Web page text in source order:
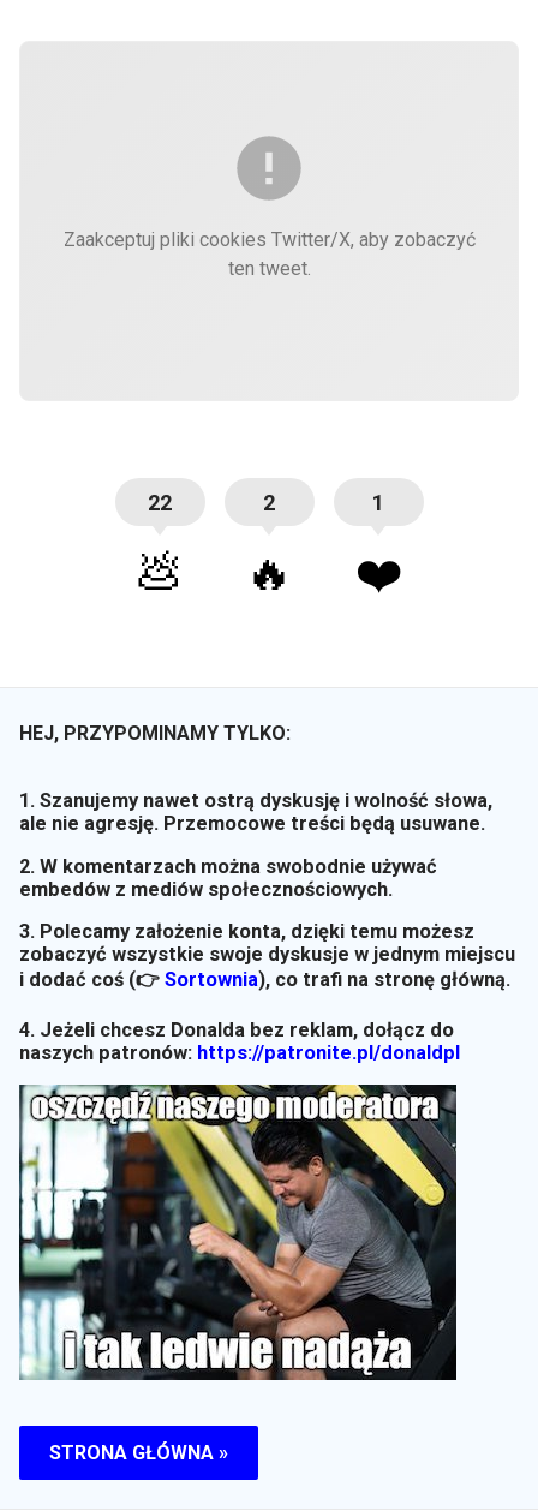
Zaakceptuj pliki cookies Twitter/X, aby zobaczyć
ten tweet.
22
💩
2
🔥
1
❤️
HEJ, PRZYPOMINAMY TYLKO:
1. Szanujemy nawet ostrą dyskusję i wolność słowa,
ale nie agresję. Przemocowe treści będą usuwane.
2. W komentarzach można swobodnie używać
embedów z mediów społecznościowych.
3. Polecamy założenie konta, dzięki temu możesz
zobaczyć wszystkie swoje dyskusje w jednym miejscu
i dodać coś (👉 Sortownia), co trafi na stronę główną.
4. Jeżeli chcesz Donalda bez reklam, dołącz do
naszych patronów: https://patronite.pl/donaldpl
STRONA GŁÓWNA »